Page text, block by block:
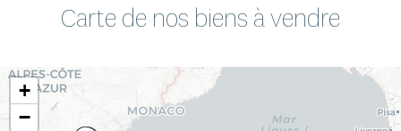
Carte de nos biens à vendre
Carte
+
−